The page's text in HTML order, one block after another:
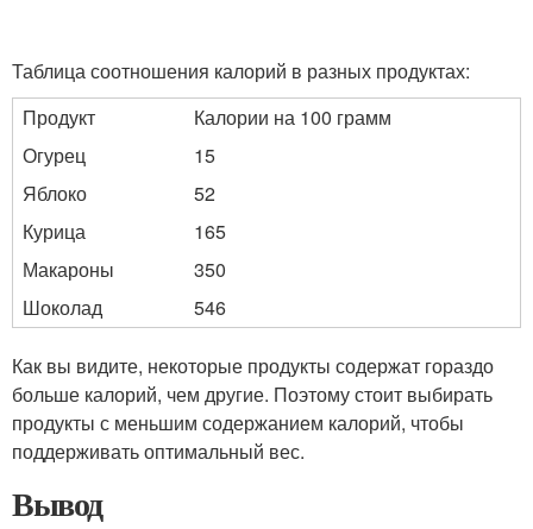
Таблица соотношения калорий в разных продуктах:
Продукт
Калории на 100 грамм
Огурец
15
Яблоко
52
Курица
165
Макароны
350
Шоколад
546
Как вы видите, некоторые продукты содержат гораздо
больше калорий, чем другие. Поэтому стоит выбирать
продукты с меньшим содержанием калорий, чтобы
поддерживать оптимальный вес.
Вывод